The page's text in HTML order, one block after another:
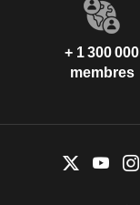
+ 1 300 000
membres